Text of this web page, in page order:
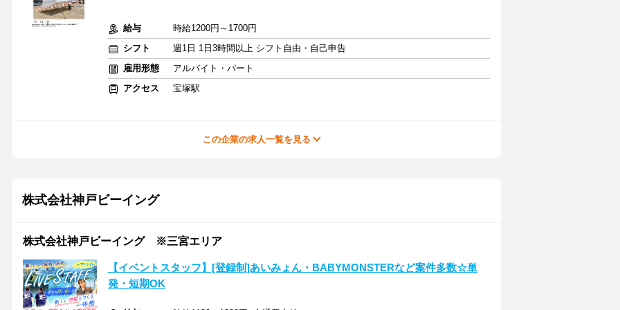
給与
時給1200円～1700円
シフト
週1日 1日3時間以上 シフト自由・自己申告
雇用形態
アルバイト・パート
アクセス
宝塚駅
この企業の求人一覧を見る
株式会社神戸ビーイング
株式会社神戸ビーイング ※三宮エリア
【イベントスタッフ】[登録制]あいみょん・BABYMONSTERなど案件多数☆単
発・短期OK